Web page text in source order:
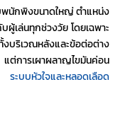
นักพิงขนาดใหญ่ ตำแหน่ง
ผู้เล่นทุกช่วงวัย โดยเฉพาะ
บริเวณหลังและข้อต่อต่าง
ต่การเผาผลาญไขมันค่อน
ระบบหัวใจและหลอดเลือด